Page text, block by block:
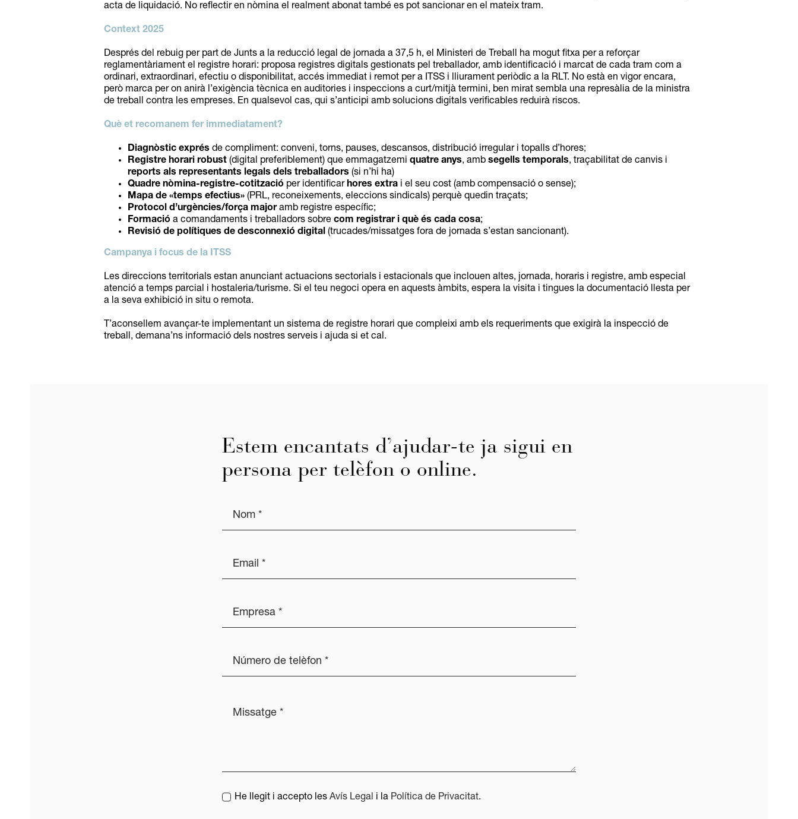
acta de liquidació. No reflectir en nòmina el realment abonat també es pot sancionar en el mateix tram.
Context 2025
Després del rebuig per part de Junts a la reducció legal de jornada a 37,5 h, el Ministeri de Treball ha mogut fitxa per a reforçar
reglamentàriament el registre horari: proposa registres digitals gestionats pel treballador, amb identificació i marcat de cada tram com a
ordinari, extraordinari, efectiu o disponibilitat, accés immediat i remot per a ITSS i lliurament periòdic a la RLT. No està en vigor encara,
però marca per on anirà l’exigència tècnica en auditories i inspeccions a curt/mitjà termini, ben mirat sembla una represàlia de la ministra
de treball contra les empreses. En qualsevol cas, qui s’anticipi amb solucions digitals verificables reduirà riscos.
Què et recomanem fer immediatament?
Diagnòstic exprés de compliment: conveni, torns, pauses, descansos, distribució irregular i topalls d’hores;
Registre horari robust(digital preferiblement) que emmagatzemi quatre anys, amb segells temporals, traçabilitat de canvis i
reports als representants legals dels treballadors (si n’hi ha)
Quadre nòmina-registre-cotitzacióper identificar hores extrai el seu cost (amb compensació o sense);
Mapa de «temps efectius»(PRL, reconeixements, eleccions sindicals) perquè quedin traçats;
Protocol d’urgències/força majoramb registre específic;
Formacióa comandaments i treballadors sobre com registrar i què és cada cosa;
Revisió de polítiques de desconnexió digital (trucades/missatges fora de jornada s’estan sancionant).
Campanya i focus de la ITSS
Les direccions territorials estan anunciant actuacions sectorials i estacionals que inclouen altes, jornada, horaris i registre, amb especial
atenció a temps parcial i hostaleria/turisme. Si el teu negoci opera en aquests àmbits, espera la visita i tingues la documentació llesta per
a la seva exhibició in situ o remota.
T’aconsellem avançar-te implementant un sistema de registre horari que compleixi amb els requeriments que exigirà la inspecció de
treball, demana’ns informació dels nostres serveis i ajuda si et cal.
Estem encantats d’ajudar-te ja sigui en
persona per telèfon o online.
He llegit i accepto lesAvís Legal i la Política de Privacitat.